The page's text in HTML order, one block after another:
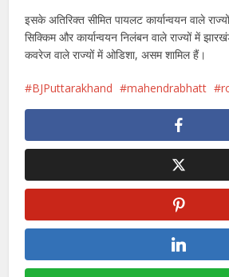
इसके अतिरिक्त सीमित पायलट कार्यान्वयन वाले
सिक्किम और कार्यान्वयन निलंबन वाले राज्यों में
कवरेज वाले राज्यों में ओडिशा, असम शामिल हैं।
BJPuttarakhand mahendrabhatt